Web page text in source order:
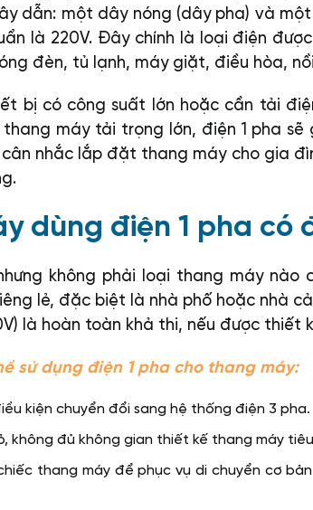
dẫn: một dây nóng (dây pha) và
là 220V. Đây chính là loại điện
đèn, tủ lạnh, máy giặt, điều hòa,
bị có công suất lớn hoặc cần tải
máy tải trọng lớn, điện 1 pha
cân nhắc lắp đặt thang máy cho gia
dùng điện 1 pha có
không phải loại thang máy nào
lẻ, đặc biệt là nhà phố hoặc nhà
là hoàn toàn khả thi, nếu được thiết
sử dụng điện 1 pha cho thang máy:
kiện chuyển đổi sang hệ thống điện 3 pha.
không đủ không gian thiết kế thang máy
thang máy để phục vụ di chuyển cơ